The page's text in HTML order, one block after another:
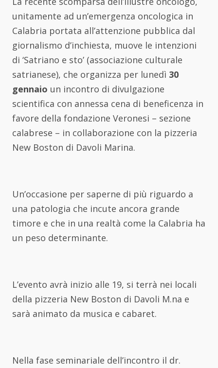
unitamente ad un’emergenza oncologica in
Calabria portata all’attenzione pubblica dal
giornalismo d’inchiesta, muove le intenzioni
di ‘Satriano e sto’ (associazione culturale
satrianese), che organizza per lunedì 30
gennaio un incontro di divulgazione
scientifica con annessa cena di beneficenza in
favore della fondazione Veronesi – sezione
calabrese – in collaborazione con la pizzeria
New Boston di Davoli Marina.
Un’occasione per saperne di più riguardo a
una patologia che incute ancora grande
timore e che in una realtà come la Calabria ha
un peso determinante.
L’evento avrà inizio alle 19, si terrà nei locali
della pizzeria New Boston di Davoli M.na e
sarà animato da musica e cabaret.
Nella fase seminariale dell’incontro il dr.